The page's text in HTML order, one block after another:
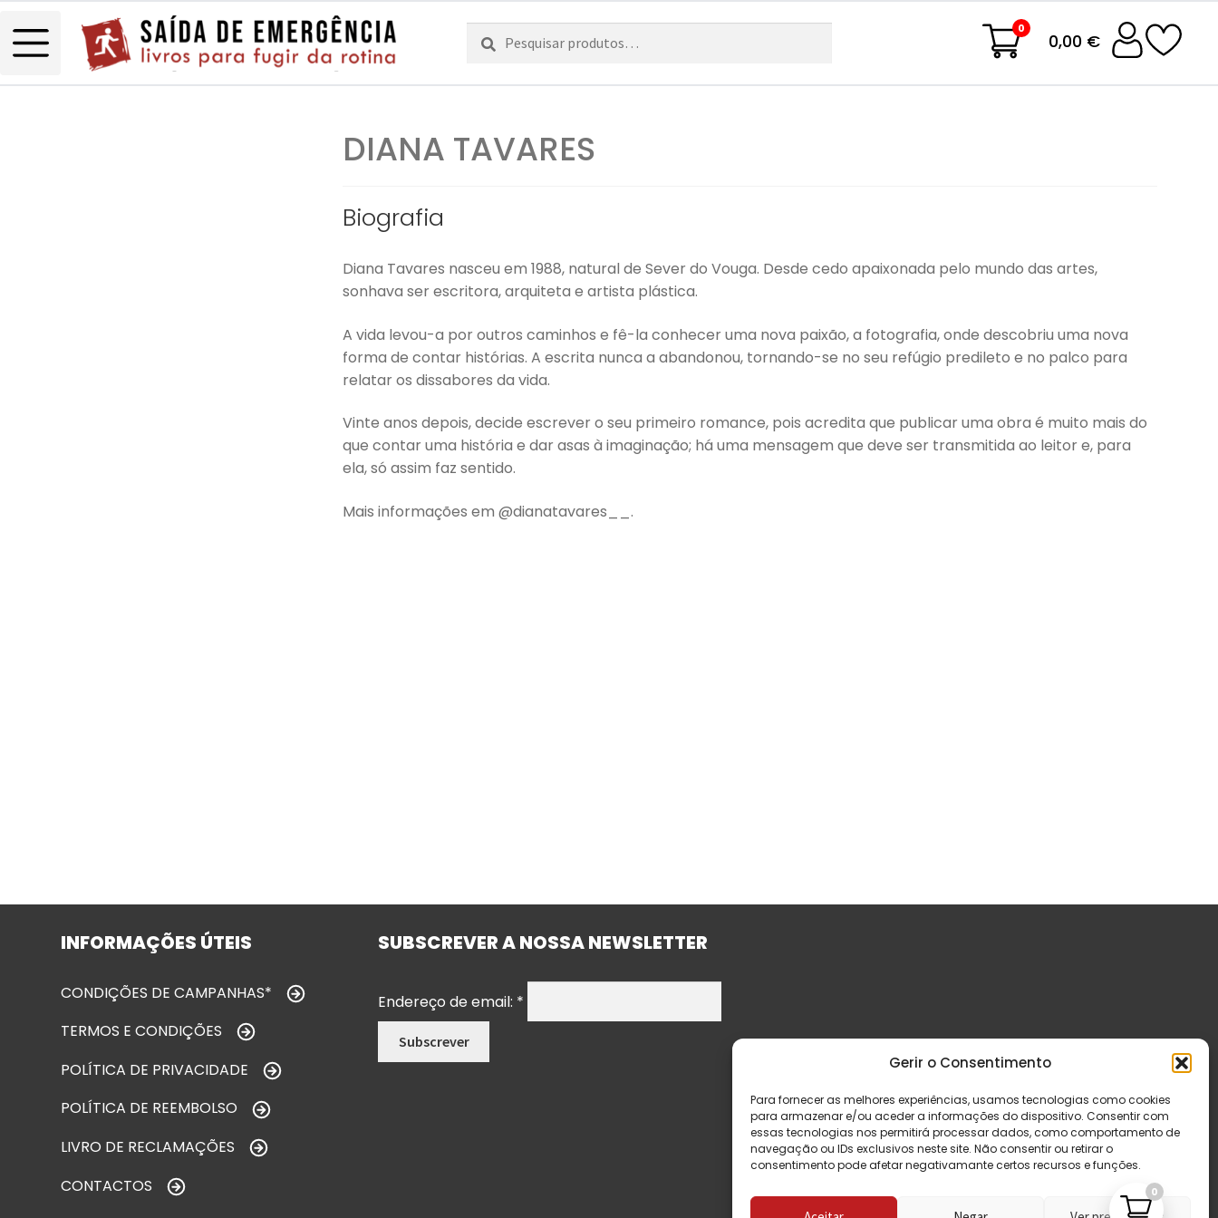
Gerir o Consentimento
Para fornecer as melhores experiências, usamos tecnologias como cookies
para armazenar e/ou aceder a informações do dispositivo. Consentir com
essas tecnologias nos permitirá processar dados, como comportamento de
navegação ou IDs exclusivos neste site. Não consentir ou retirar o
consentimento pode afetar negativamante certos recursos e funções.
Pesquisar
por:
Pesquisa 0
0,00 €
DIANA TAVARES
Biografia
Diana Tavares nasceu em 1988, natural de Sever do Vouga. Desde cedo apaixonada pelo mundo das artes,
sonhava ser escritora, arquiteta e artista plástica.
A vida levou-a por outros caminhos e fê-la conhecer uma nova paixão, a fotografia, onde descobriu uma nova
forma de contar histórias. A escrita nunca a abandonou, tornando-se no seu refúgio predileto e no palco para
relatar os dissabores da vida.
Vinte anos depois, decide escrever o seu primeiro romance, pois acredita que publicar uma obra é muito mais do
que contar uma história e dar asas à imaginação; há uma mensagem que deve ser transmitida ao leitor e, para
ela, só assim faz sentido.
Mais informações em @dianatavares__.
INFORMAÇÕES ÚTEIS
CONDIÇÕES DE CAMPANHAS*
TERMOS E CONDIÇÕES
POLÍTICA DE PRIVACIDADE
POLÍTICA DE REEMBOLSO
LIVRO DE RECLAMAÇÕES
CONTACTOS
SUBSCREVER A NOSSA NEWSLETTER
Endereço de email: *
0